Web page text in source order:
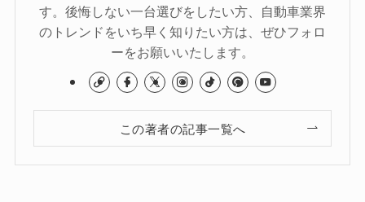
す。後悔しない一台選びをしたい方、自動車業界
のトレンドをいち早く知りたい方は、ぜひフォロ
ーをお願いいたします。
この著者の記事一覧へ